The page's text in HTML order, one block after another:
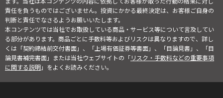
責任を負うものではございません。投資にかかる最終決定は、お客様ご自身の
判断と責任でなさるようお願いいたします。
本コンテンツでは当社でお取扱している商品・サービス等について言及してい
る部分があります。商品ごとに手数料等およびリスクは異なりますので、詳し
くは「契約締結前交付書面」、「上場有価証券等書面」、「目論見書」、「目
論見書補完書面」または当社ウェブサイトの「リスク・手数料などの重要事項
に関する説明」をよくお読みください。